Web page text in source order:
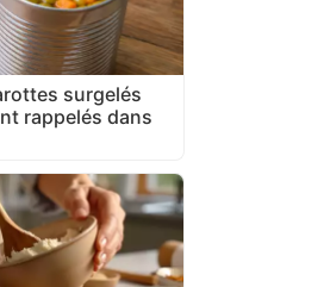
surgelés
rappelés dans